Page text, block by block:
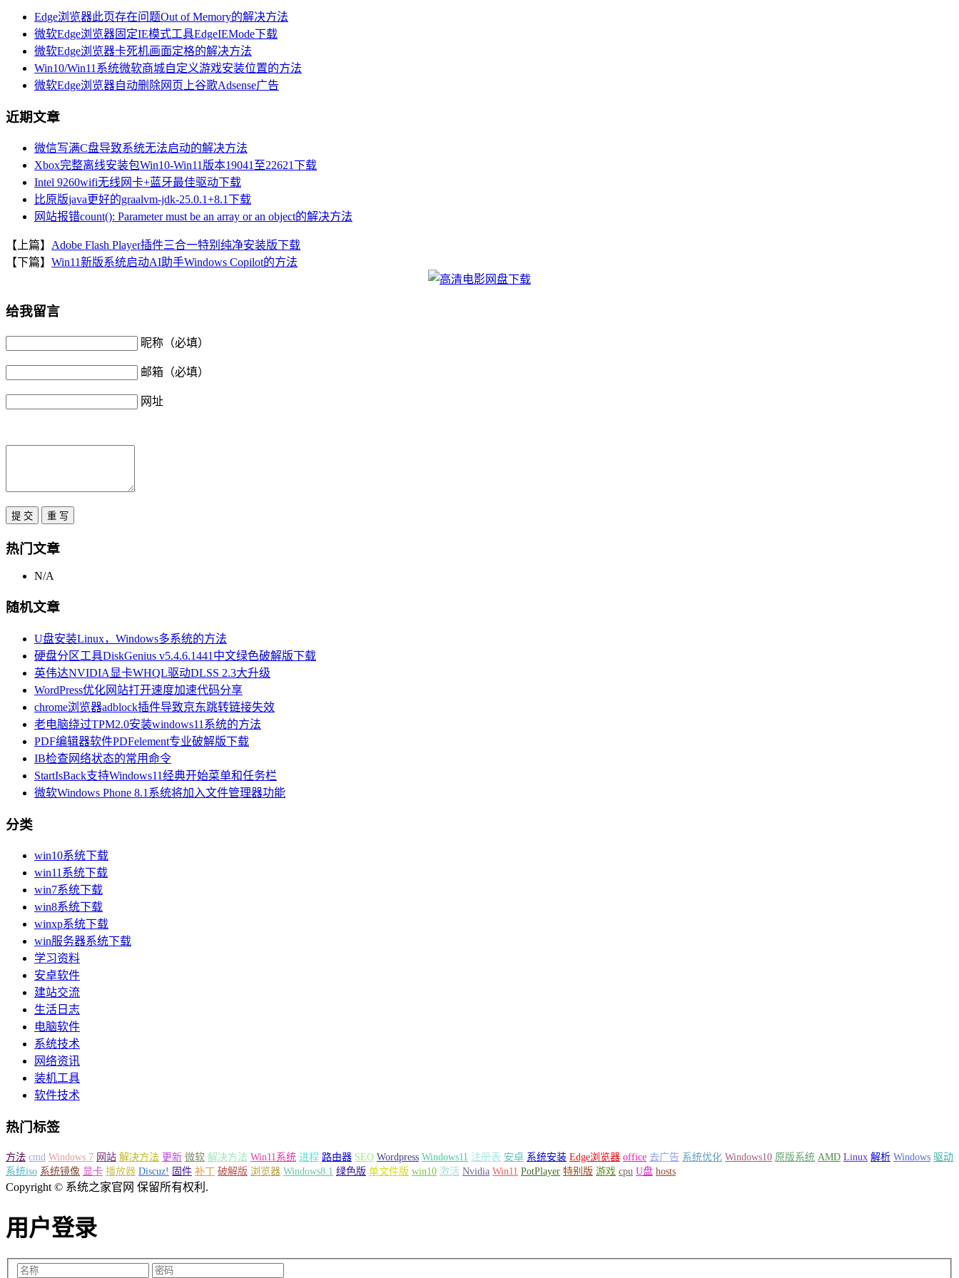
Edge浏览器此页存在问题Out of Memory的解决方法
微软Edge浏览器固定IE模式工具EdgeIEMode下载
微软Edge浏览器卡死机画面定格的解决方法
Win10/Win11系统微软商城自定义游戏安装位置的方法
微软Edge浏览器自动删除网页上谷歌Adsense广告
近期文章
微信写满C盘导致系统无法启动的解决方法
Xbox完整离线安装包Win10-Win11版本19041至22621下载
Intel 9260wifi无线网卡+蓝牙最佳驱动下载
比原版java更好的graalvm-jdk-25.0.1+8.1下载
网站报错count(): Parameter must be an array or an object的解决方法
【上篇】 Adobe Flash Player插件三合一特别纯净安装版下载
【下篇】 Win11新版系统启动AI助手Windows Copilot的方法
给我留言
昵称（必填）
邮箱（必填）
网址
热门文章
N/A
随机文章
U盘安装Linux，Windows多系统的方法
硬盘分区工具DiskGenius v5.4.6.1441中文绿色破解版下载
英伟达NVIDIA显卡WHQL驱动DLSS 2.3大升级
WordPress优化网站打开速度加速代码分享
chrome浏览器adblock插件导致京东跳转链接失效
老电脑绕过TPM2.0安装windows11系统的方法
PDF编辑器软件PDFelement专业破解版下载
IB检查网络状态的常用命令
StartIsBack支持Windows11经典开始菜单和任务栏
微软Windows Phone 8.1系统将加入文件管理器功能
分类
win10系统下载
win11系统下载
win7系统下载
win8系统下载
winxp系统下载
win服务器系统下载
学习资料
安卓软件
建站交流
生活日志
电脑软件
系统技术
网络资讯
装机工具
软件技术
热门标签
方法 cmd Windows 7 网站 解决方法 更新 微软 解决方法 Win11系统 进程 路由器 SEO Wordpress Windows11 注册表 安卓 系统安装 Edge浏览器 office 去广告 系统优化 Windows10 原版系统 AMD Linux 解析 Windows 驱动
系统iso 系统镜像 显卡 播放器 Discuz! 固件 补丁 破解版 浏览器 Windows8.1 绿色版 单文件版 win10 激活 Nvidia Win11 PotPlayer 特别版 游戏 cpu U盘 hosts
Copyright © 系统之家官网 保留所有权利.
用户登录